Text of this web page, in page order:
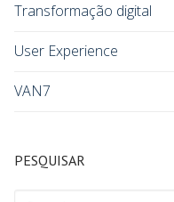
Transformação digital
User Experience
VAN7
PESQUISAR